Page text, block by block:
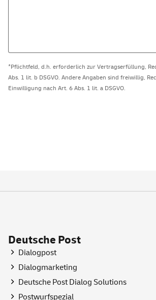
*Pflichtfeld, d.h. erforderlich zur Vertragserfüllung,
Abs. 1 lit. b DSGVO. Andere Angaben sind freiwillig,
Einwilligung nach Art. 6 Abs. 1 lit. a DSGVO.
Deutsche Post
Dialogpost
Dialogmarketing
Deutsche Post Dialog Solutions
Postwurfspezial